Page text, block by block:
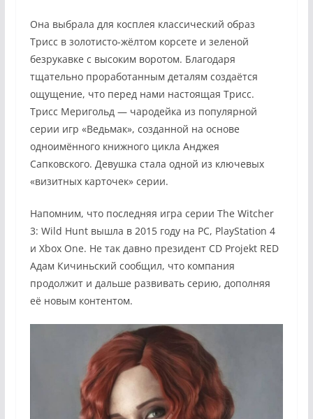
Она выбрала для косплея классический образ
Трисс в золотисто-жёлтом корсете и зеленой
безрукавке с высоким воротом. Благодаря
тщательно проработанным деталям создаётся
ощущение, что перед нами настоящая Трисс.
Трисс Меригольд — чародейка из популярной
серии игр «Ведьмак», созданной на основе
одноимённого книжного цикла Анджея
Сапковского. Девушка стала одной из ключевых
«визитных карточек» серии.
Напомним, что последняя игра серии The Witcher
3: Wild Hunt вышла в 2015 году на PC, PlayStation 4
и Xbox One. Не так давно президент CD Projekt RED
Адам Кичиньский сообщил, что компания
продолжит и дальше развивать серию, дополняя
её новым контентом.